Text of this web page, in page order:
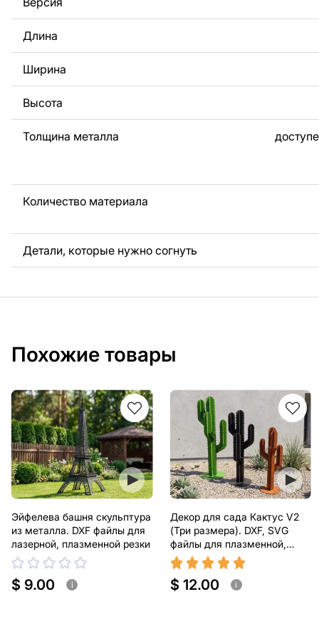
За дополнительную плату мы можем добавить любой
логотип вашей компании или внести другие изменения
Если вам нужно, чтобы мы выполнили
металла для вас, пожалуйста, свяжитесь с нами.
Если у вас остались вопросы или вам нужна помощь,
любое время, мы всегда готовы помочь.
Длина
Ширина
Высота
Толщина металла
Количество материала
Детали, которые нужно согнуть
Похожие товары
Эйфелева башня скульптура
из металла. DXF файлы для
лазерной, плазменной резки
$ 9.00 i
Декор для сада Кактус V2
(Три размера). DXF, SVG
файлы для плазменной,
лазерной резки
$ 12.00 i